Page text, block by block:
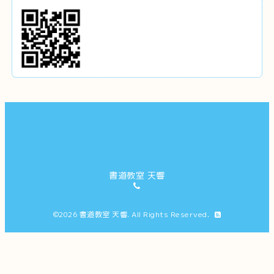
書道教室 天響
©2026 書道教室 天響. All Rights Reserved.